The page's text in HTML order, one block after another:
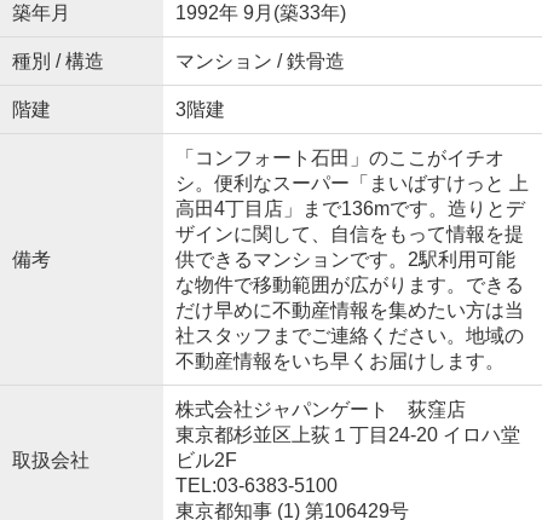
築年月 1992年 9月(築33年)
種別 / 構造 マンション / 鉄骨造
階建 3階建
備考
「コンフォート石田」のここがイチオ
シ。便利なスーパー「まいばすけっと 上
高田4丁目店」まで136mです。造りとデ
ザインに関して、自信をもって情報を提
供できるマンションです。2駅利用可能
な物件で移動範囲が広がります。できる
だけ早めに不動産情報を集めたい方は当
社スタッフまでご連絡ください。地域の
不動産情報をいち早くお届けします。
取扱会社
株式会社ジャパンゲート 荻窪店
東京都杉並区上荻１丁目24-20 イロハ堂
ビル2F
TEL:03-6383-5100
東京都知事 (1) 第106429号